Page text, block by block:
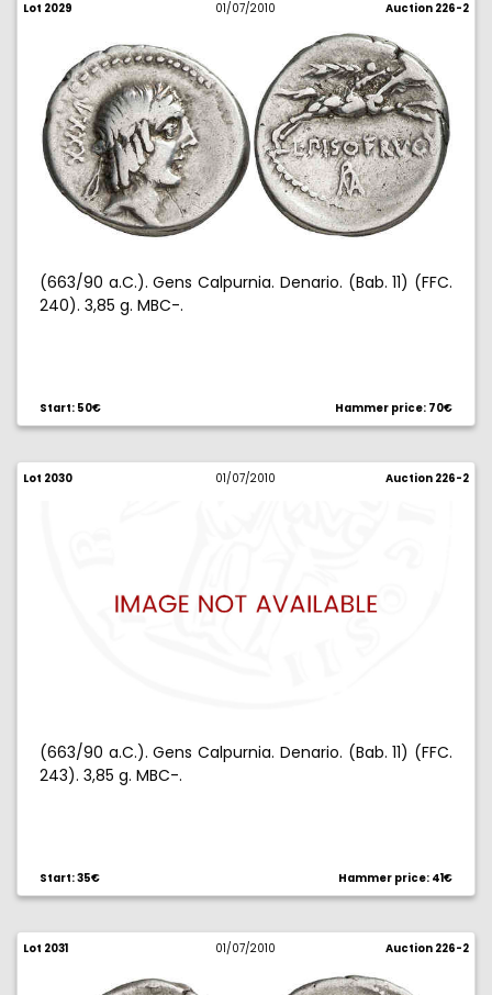
Lot 2029 01/07/2010 Auction 226-2
(663/90 a.C.). Gens Calpurnia. Denario. (Bab. 11) (FFC.
240). 3,85 g. MBC-.
Start: 50€ Hammer price: 70€
Lot 2030 01/07/2010 Auction 226-2
(663/90 a.C.). Gens Calpurnia. Denario. (Bab. 11) (FFC.
243). 3,85 g. MBC-.
Start: 35€ Hammer price: 41€
Lot 2031 01/07/2010 Auction 226-2